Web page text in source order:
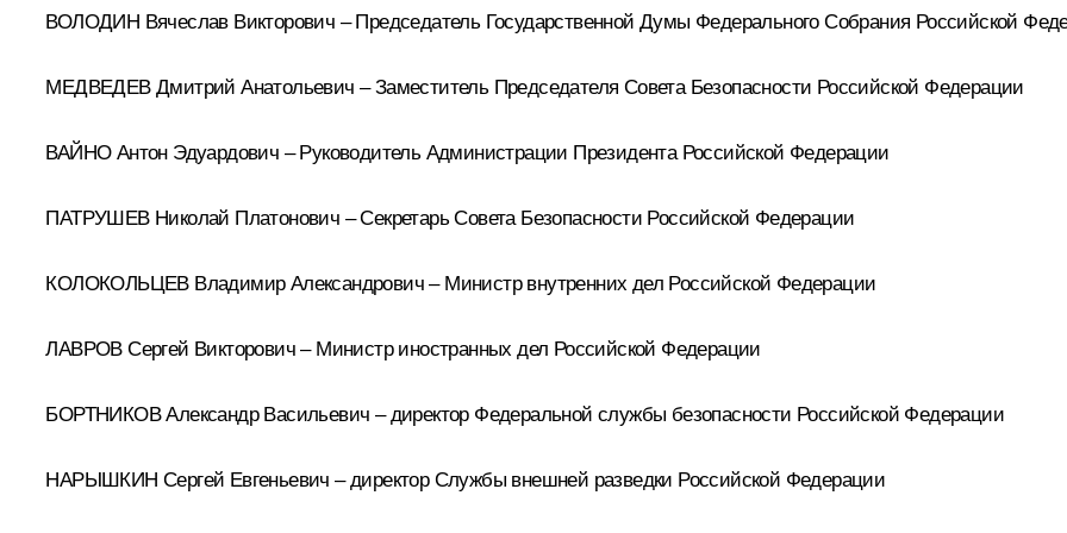
ВОЛОДИН Вячеслав Викторович – Председатель Государственной Думы Федерального Собрания Российской
МЕДВЕДЕВ Дмитрий Анатольевич – Заместитель Председателя Совета Безопасности Российской Федерации
ВАЙНО Антон Эдуардович – Руководитель Администрации Президента Российской Федерации
ПАТРУШЕВ Николай Платонович – Секретарь Совета Безопасности Российской Федерации
КОЛОКОЛЬЦЕВ Владимир Александрович – Министр внутренних дел Российской Федерации
ЛАВРОВ Сергей Викторович – Министр иностранных дел Российской Федерации
БОРТНИКОВ Александр Васильевич – директор Федеральной службы безопасности Российской Федерации
НАРЫШКИН Сергей Евгеньевич – директор Службы внешней разведки Российской Федерации